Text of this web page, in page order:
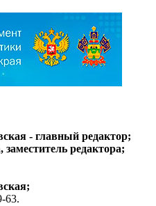
- главный редактор;
, заместитель редактора;
63.